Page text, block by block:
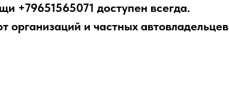
+79651565071 доступен всегда.
и частных автовладельцев